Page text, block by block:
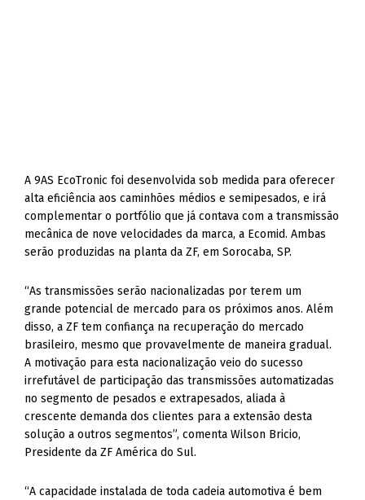
A 9AS EcoTronic foi desenvolvida sob medida para oferecer
alta eficiência aos caminhões médios e semipesados, e irá
complementar o portfólio que já contava com a transmissão
mecânica de nove velocidades da marca, a Ecomid. Ambas
serão produzidas na planta da ZF, em Sorocaba, SP.
“As transmissões serão nacionalizadas por terem um
grande potencial de mercado para os próximos anos. Além
disso, a ZF tem confiança na recuperação do mercado
brasileiro, mesmo que provavelmente de maneira gradual.
A motivação para esta nacionalização veio do sucesso
irrefutável de participação das transmissões automatizadas
no segmento de pesados e extrapesados, aliada à
crescente demanda dos clientes para a extensão desta
solução a outros segmentos”, comenta Wilson Bricio,
Presidente da ZF América do Sul.
“A capacidade instalada de toda cadeia automotiva é bem